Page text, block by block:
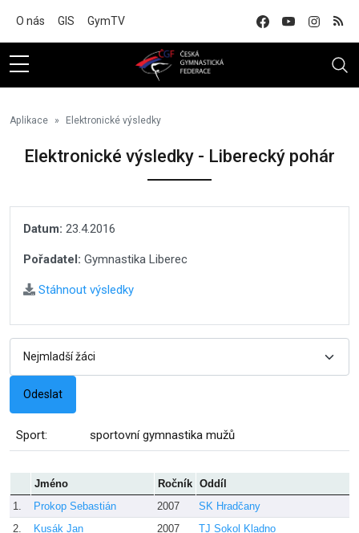
O nás GIS GymTV
Aplikace Elektronické výsledky
Elektronické výsledky - Liberecký pohár
Datum: 23.4.2016
Pořadatel: Gymnastika Liberec
Stáhnout výsledky
Sport: sportovní gymnastika mužů
Jméno Ročník Oddíl
1.
Prokop Sebastián 2007 SK Hradčany
2.
Kusák Jan 2007 TJ Sokol Kladno